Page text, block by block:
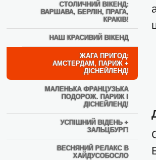
СТОЛИЧНИЙ ВІКЕНД:
ВАРШАВА, БЕРЛІН, ПРАГА,
КРАКІВ!
НАШ КРАСИВИЙ ВІКЕНД
ЖАГА ПРИГОД:
АМСТЕРДАМ, ПАРИЖ +
ДІСНЕЙЛЕНД!
МАЛЕНЬКА ФРАНЦУЗЬКА
ПОДОРОЖ. ПАРИЖ І
ДІСНЕЙЛЕНД!
УСПІШНИЙ ВІДЕНЬ +
ЗАЛЬЦБУРГ!
ВЕСНЯНИЙ РЕЛАКС В
ХАЙДУСОБОСЛО